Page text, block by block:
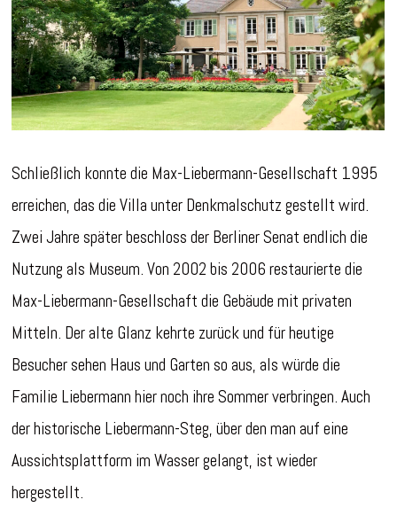
Schließlich konnte die Max-Liebermann-Gesellschaft 1995
erreichen, das die Villa unter Denkmalschutz gestellt wird.
Zwei Jahre später beschloss der Berliner Senat endlich die
Nutzung als Museum. Von 2002 bis 2006 restaurierte die
Max-Liebermann-Gesellschaft die Gebäude mit privaten
Mitteln. Der alte Glanz kehrte zurück und für heutige
Besucher sehen Haus und Garten so aus, als würde die
Familie Liebermann hier noch ihre Sommer verbringen. Auch
der historische Liebermann-Steg, über den man auf eine
Aussichtsplattform im Wasser gelangt, ist wieder
hergestellt.